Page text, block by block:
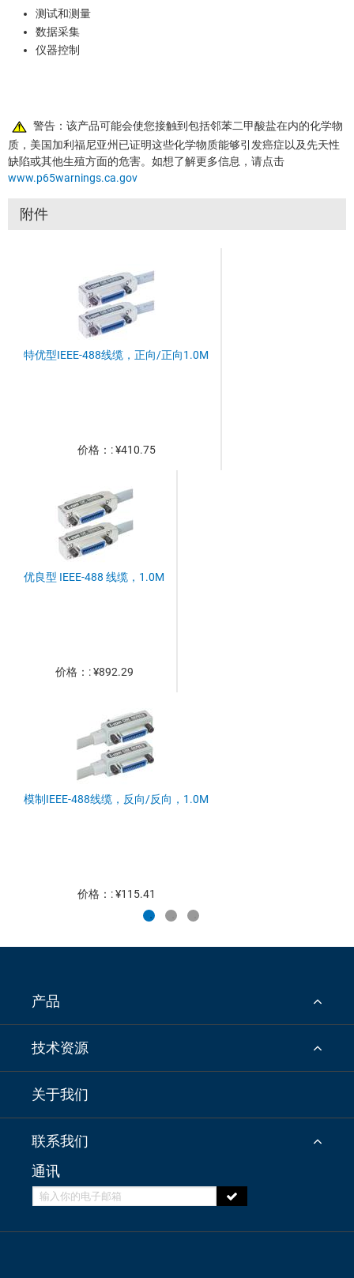
测试和测量
数据采集
仪器控制
警告：该产品可能会使您接触到包括邻苯二甲酸盐在内的化学物
质，美国加利福尼亚州已证明这些化学物质能够引发癌症以及先天性
缺陷或其他生殖方面的危害。如想了解更多信息，请点击
www.p65warnings.ca.gov
附件
特优型IEEE-488线缆，正向/正向1.0M
价格：: ¥410.75
优良型 IEEE-488 线缆，1.0M
价格：: ¥892.29
模制IEEE-488线缆，反向/反向，1.0M
价格：: ¥115.41
产品
技术资源
关于我们
联系我们
通讯